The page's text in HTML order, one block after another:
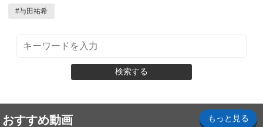
#与田祐希
検索する
おすすめ動画 もっと見る